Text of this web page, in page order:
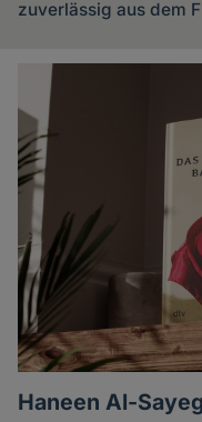
zuverlässig aus dem
Artikel
des
Autoren
Haneen Al-